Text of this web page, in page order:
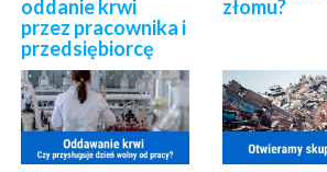
oddanie krwi
przez pracownika i
przedsiębiorcę
złomu?